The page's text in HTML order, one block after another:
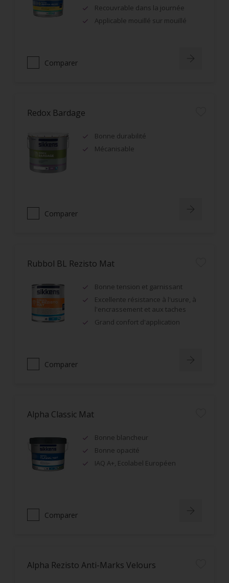
Recouvrable dans la journée
Applicable mouillé sur mouillé
Comparer
Redox Bardage
Bonne durabilité
Mécanisable
Comparer
Rubbol BL Rezisto Mat
Bonne tension et garnissant
Excellente résistance à l'usure, à
l'encrassement et aux taches
Grand confort d'application
Comparer
Alpha Classic Mat
Bonne blancheur
Bonne opacité
IAQ A+, Ecolabel Européen
Comparer
Alpha Rezisto Anti-Marks Velours